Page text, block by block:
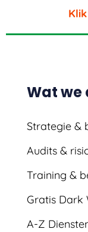
Wat we
Strategie &
Audits &
Training &
Gratis Dark
A-Z